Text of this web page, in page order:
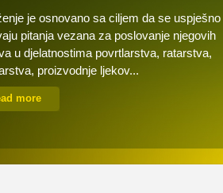
je osnovano sa ciljem da se uspješno
pitanja vezana za poslovanje njegovih
u djelatnostima povrtlarstva, ratarstva,
proizvodnje ljekov...
more